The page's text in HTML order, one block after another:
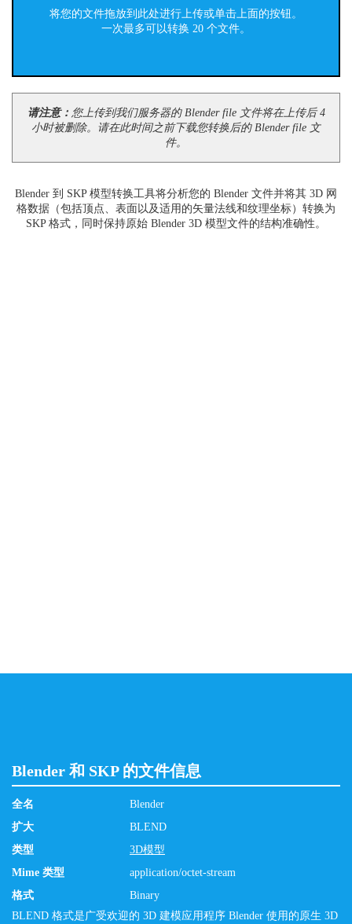
将您的文件拖放到此处进行上传或单击上面的按钮。
一次最多可以转换 20 个文件。
请注意： 您上传到我们服务器的 Blender file 文件将在上传后 4
小时被删除。请在此时间之前下载您转换后的 Blender file 文
件。
Blender 到 SKP 模型转换工具将分析您的 Blender 文件并将其 3D 网
格数据（包括顶点、表面以及适用的矢量法线和纹理坐标）转换为
SKP 格式，同时保持原始 Blender 3D 模型文件的结构准确性。
Blender 和 SKP 的文件信息
全名
Blender
扩大
BLEND
类型
3D模型
Mime 类型
application/octet-stream
格式
Binary
BLEND 格式是广受欢迎的 3D 建模应用程序 Blender 使用的原生 3D